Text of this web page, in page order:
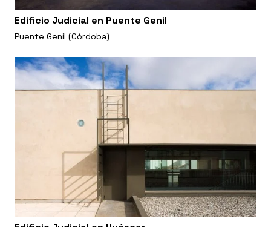
Edificio Judicial en Puente Genil
Puente Genil (Córdoba)